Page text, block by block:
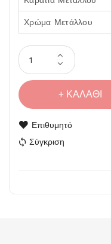
Χρώμα Μετάλλου
ΚΑΛΆΘΙ
Επιθυμητό
Σύγκριση